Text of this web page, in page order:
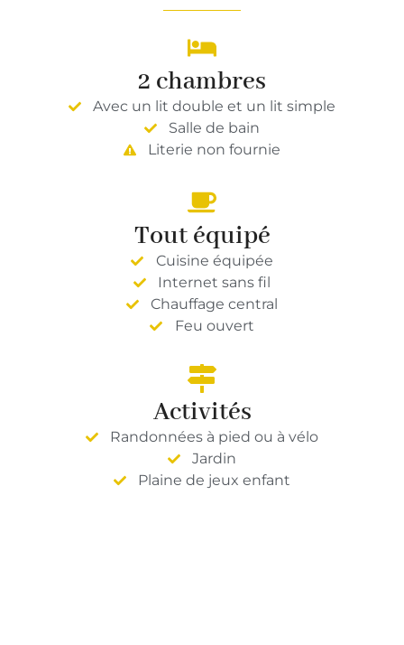
2 chambres
Avec un lit double et un lit simple
Salle de bain
Literie non fournie
Tout équipé
Cuisine équipée
Internet sans fil
Chauffage central
Feu ouvert
Activités
Randonnées à pied ou à vélo
Jardin
Plaine de jeux enfant